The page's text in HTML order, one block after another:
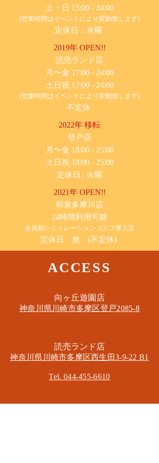
土・日 15:00 - 24:00
(営業時間はイベントにより変動致します)
定休日：水曜
2019年 OPEN!!
​読売ランド店
月〜金 17:00 - 24:00
土日祝 17:00 - 24:00
(営業時間はイベントにより変動致します)
不定休
2022年 移転
​登戸店
月〜金 18:00 - 25:00
土日祝 18:00 - 25:00
​定休日 : 火曜
2021年 OPEN!!
​和泉多摩川店
24時間利用可能
​会員制シミュレーションゴルフ導入店
定休日 無 (不定休)
ACCESS
​向ヶ丘遊園店
神奈川県川崎市多摩区​登戸2085-8
​読売ランド店
神奈川県川崎市多摩区​西生田3-9-22 B1
Tel. 044-455-6610